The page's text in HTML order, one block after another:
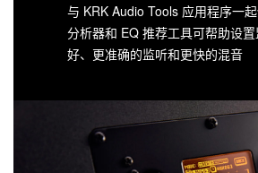
与 KRK Audio Tools 应用程序一
分析器和 EQ 推荐工具可帮助设
好、更准确的监听和更快的混音